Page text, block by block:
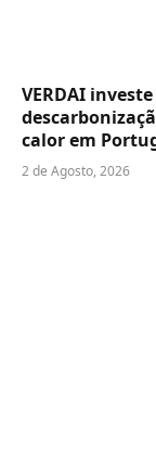
VERDAI
calor em
2 de Agosto, 2026